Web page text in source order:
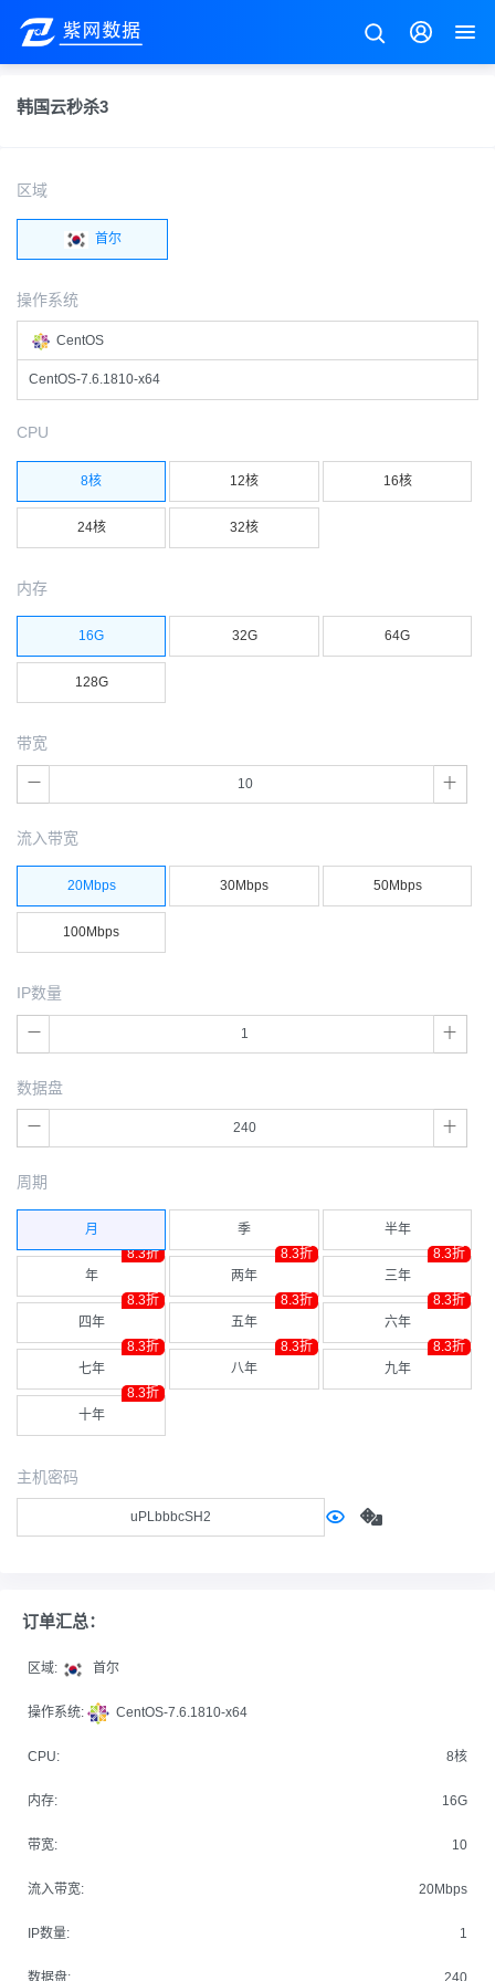
韩国云秒杀3
区域
首尔
操作系统
CentOS
CentOS-7.6.1810-x64
CPU
8核 12核 16核
24核 32核
内存
16G 32G 64G
128G
带宽
流入带宽
20Mbps 30Mbps 50Mbps
100Mbps
IP数量
数据盘
周期
月 季 半年
年
8.3折
两年
8.3折
三年
8.3折
四年
8.3折
五年
8.3折
六年
8.3折
七年
8.3折
八年
8.3折
九年
8.3折
十年
8.3折
主机密码
订单汇总：
区域: 首尔
操作系统: CentOS-7.6.1810-x64
CPU: 8核
内存: 16G
带宽: 10
流入带宽: 20Mbps
IP数量: 1
数据盘: 240